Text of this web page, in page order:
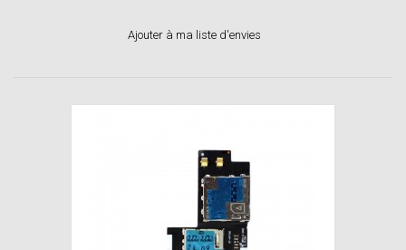
Ajouter à ma liste d'envies